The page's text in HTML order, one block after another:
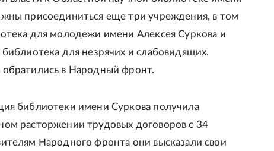
присоединиться еще три учреждения, в том
для молодежи имени Алексея Суркова и
для незрячих и слабовидящих.
в Народный фронт.
библиотеки имени Суркова получила
расторжении трудовых договоров с 34
Народного фронта они высказали свои